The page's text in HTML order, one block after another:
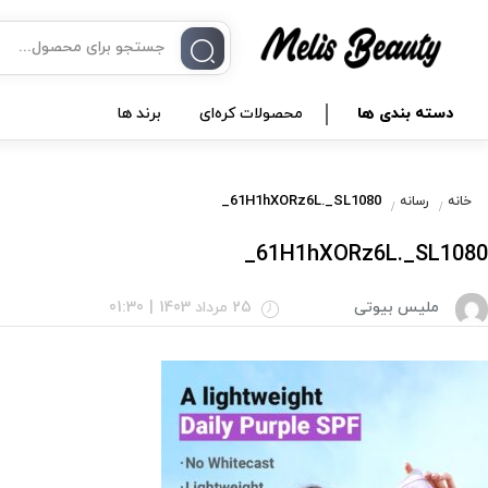
دسته بندی ها محصولات کره‌ای برند ها
خانه رسانه
61H1hXORz6L._SL1080_
ملیس بیوتی 25 مرداد 1403 01:30